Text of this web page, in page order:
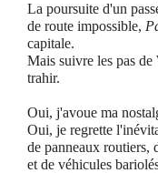
La poursuite d'un
de route impossible,
capitale.
Mais suivre les pas de
trahir.
Oui, j'avoue ma
Oui, je regrette
de panneaux routiers,
et de véhicules